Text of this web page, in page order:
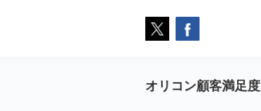
オリコン顧客満足